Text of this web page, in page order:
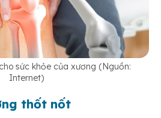
sức khỏe của xương (Nguồn:
Internet)
thốt nốt